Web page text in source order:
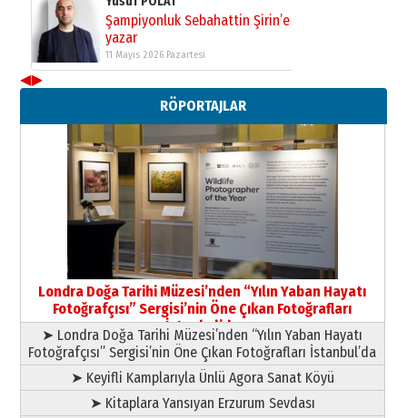
Şampiyonluk Sebahattin Şirin’e
yazar
11 Mayıs 2026 Pazartesi
Neşat YALÇIN
Paranın Aile Kültüründeki Yeri
03 Ağustos 2026 Pazartesi
Yıldırım Gündoğdu
HAVVA’NIN ÜÇ KIZI
09 Temmuz 2026 Perşembe
Yusuf POLAT
Şampiyonluk Sebahattin Şirin’e
yazar
11 Mayıs 2026 Pazartesi
◀▶
RÖPORTAJLAR
Londra Doğa Tarihi Müzesi’nden “Yılın Yaban Hayatı
Fotoğrafçısı” Sergisi’nin Öne Çıkan Fotoğrafları
İstanbul’da
➤ Londra Doğa Tarihi Müzesi’nden “Yılın Yaban Hayatı
Fotoğrafçısı” Sergisi’nin Öne Çıkan Fotoğrafları İstanbul’da
➤ Keyifli Kamplarıyla Ünlü Agora Sanat Köyü
➤ Kitaplara Yansıyan Erzurum Sevdası